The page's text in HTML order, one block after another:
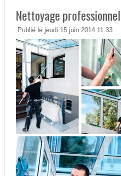
Nettoyage
Publié le jeudi 15 juin 2014 11:33